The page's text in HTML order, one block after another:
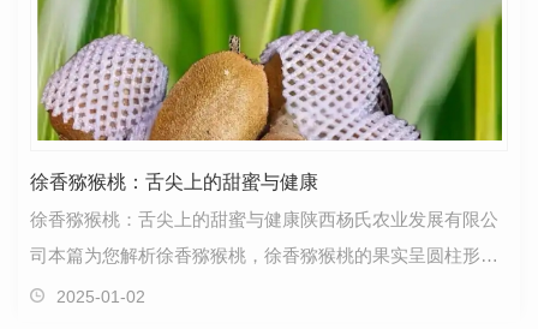
徐香猕猴桃：舌尖上的甜蜜与健康
徐香猕猴桃：舌尖上的甜蜜与健康陕西杨氏农业发展有限公
司本篇为您解析徐香猕猴桃，徐香猕猴桃的果实呈圆柱形，
果型整齐，单果重量一般在90-110克之间，.大可达13…
2025-01-02